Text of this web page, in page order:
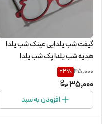
گیفت شب یلدایی عینک شب یلدا
هدیه شب یلدا پک شب یلدا
45,000
22%
35,000
افزودن به سبد